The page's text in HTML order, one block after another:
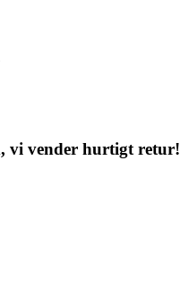
vi vender hurtigt retur!